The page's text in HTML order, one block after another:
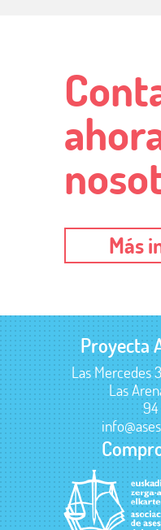
Más
Proyecta
Las Mercedes
Las